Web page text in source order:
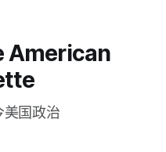
American
美国政治